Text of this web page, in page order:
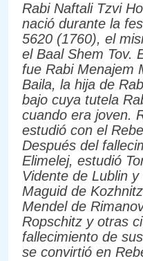
Rabi Naftali Tzvi
nació durante la
5620 (1760), el
el Baal Shem Tov.
fue Rabi Menajem
Baila, la hija de
bajo cuya tutela
cuando era joven.
estudió con el
Después del
Elimelej, estudió
Vidente de Lublin
Maguid de
Mendel de
Ropschitz y otras
fallecimiento de
se convirtió en